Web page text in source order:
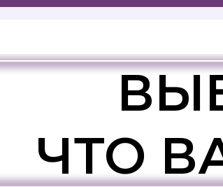
ЧТО